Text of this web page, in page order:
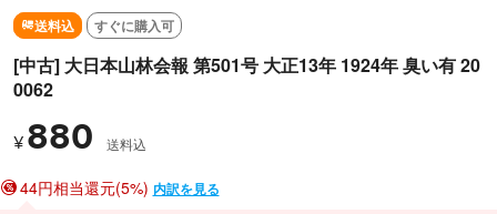
送料込 すぐに購入可
[中古] 大日本山林会報 第501号 大正13年 1924年 臭い有 20
0062
¥ 880 送料込
44円相当還元(5%) 内訳を見る